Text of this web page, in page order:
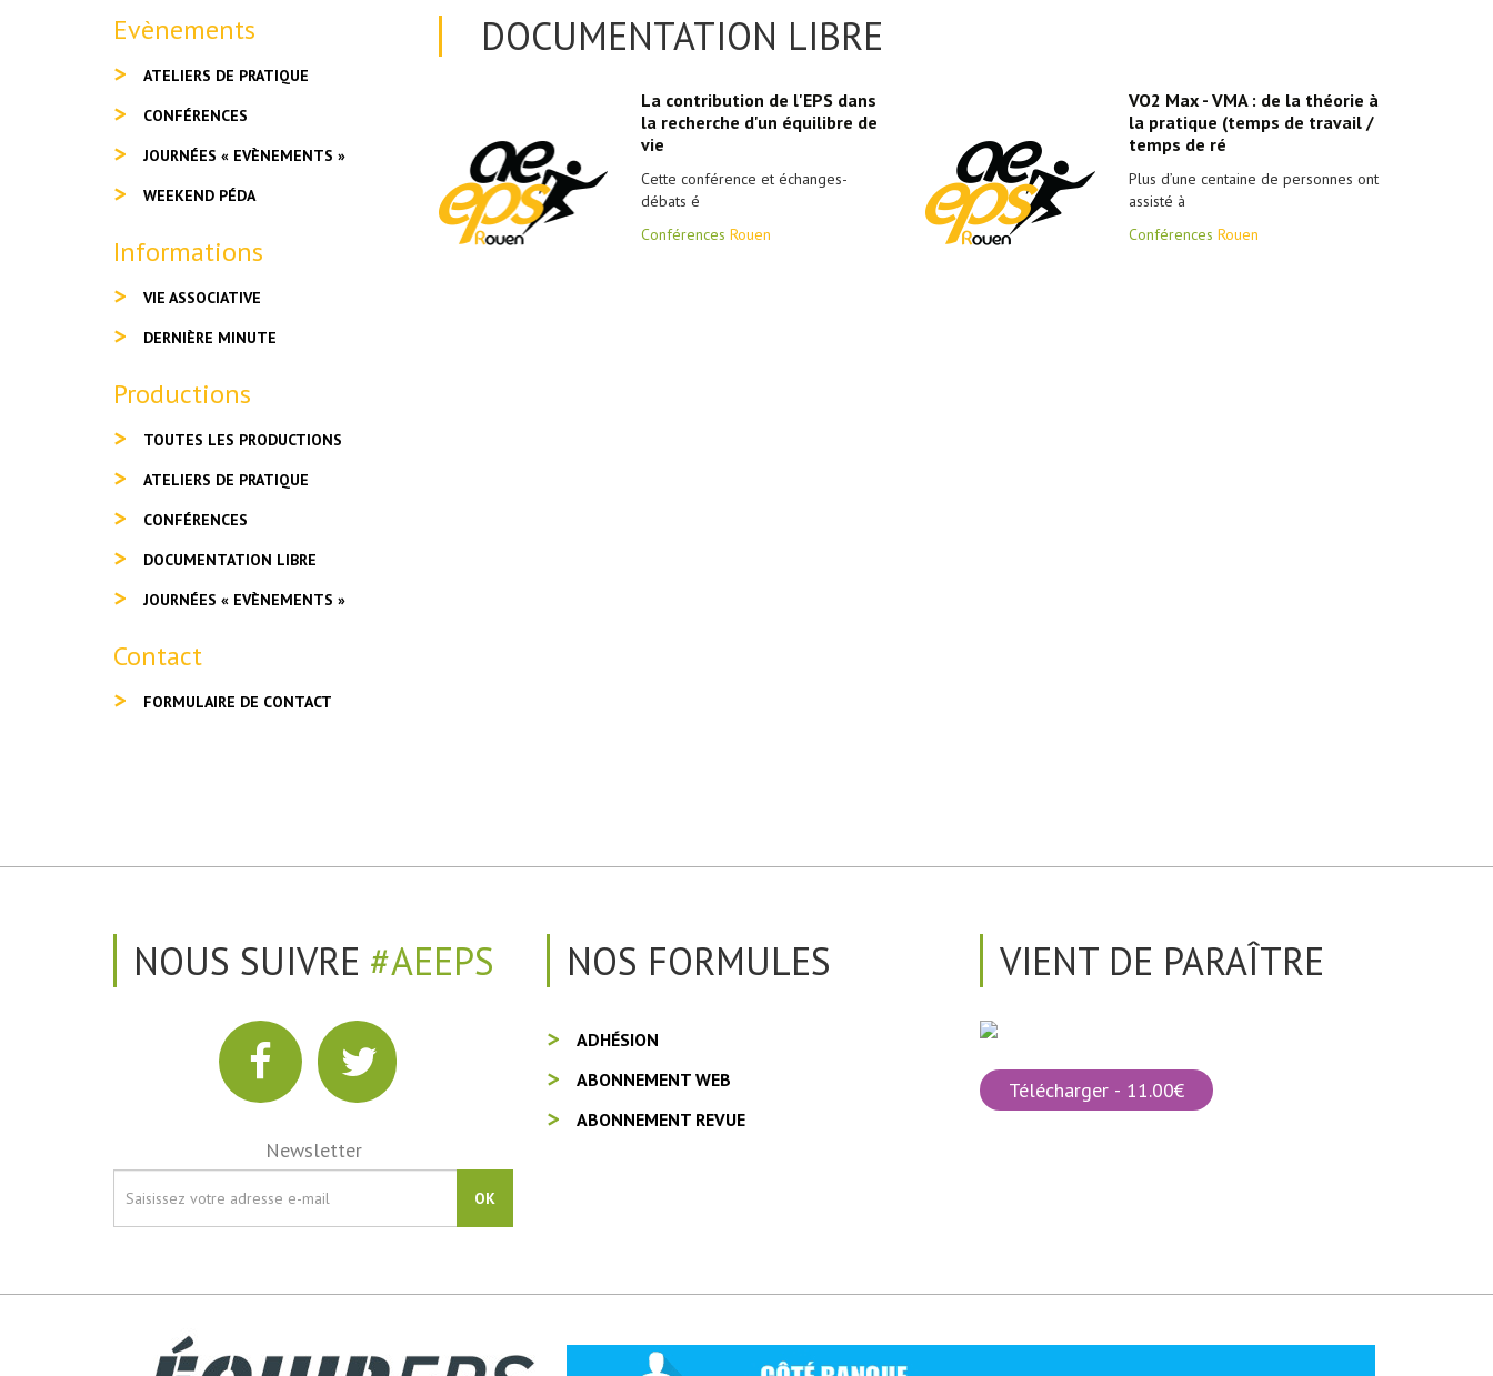
DOCUMENTATION LIBRE
La contribution de l'EPS dans
la recherche d'un équilibre de
vie
Cette conférence et échanges-
débats é
Conférences Rouen
VO2 Max - VMA : de la théorie à
la pratique (temps de travail /
temps de ré
Plus d’une centaine de personnes ont
assisté à
Conférences Rouen
Evènements
ATELIERS DE PRATIQUE
CONFÉRENCES
JOURNÉES « EVÈNEMENTS »
WEEKEND PÉDA
Informations
VIE ASSOCIATIVE
DERNIÈRE MINUTE
Productions
TOUTES LES PRODUCTIONS
ATELIERS DE PRATIQUE
CONFÉRENCES
DOCUMENTATION LIBRE
JOURNÉES « EVÈNEMENTS »
Contact
FORMULAIRE DE CONTACT
NOUS SUIVRE #AEEPS
Newsletter
OK
NOS FORMULES
ADHÉSION
ABONNEMENT WEB
ABONNEMENT REVUE
VIENT DE PARAÎTRE
Télécharger - 11.00€